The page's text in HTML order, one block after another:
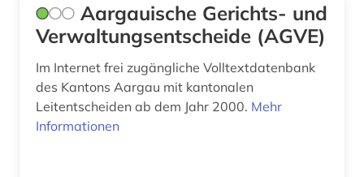
asyl (4)
asylbewerber (1)
asylbewerberleistungsrecht (1)
asylrecht (6)
Schleswig-Holstein (3)
Schweden (5)
Schweiz (50)
Slowakei (1)
Aargauische Gerichts- und
Verwaltungsentscheide (AGVE)
Im Internet frei zugängliche Volltextdatenbank
des Kantons Aargau mit kantonalen
Leitentscheiden ab dem Jahr 2000. Mehr
Informationen